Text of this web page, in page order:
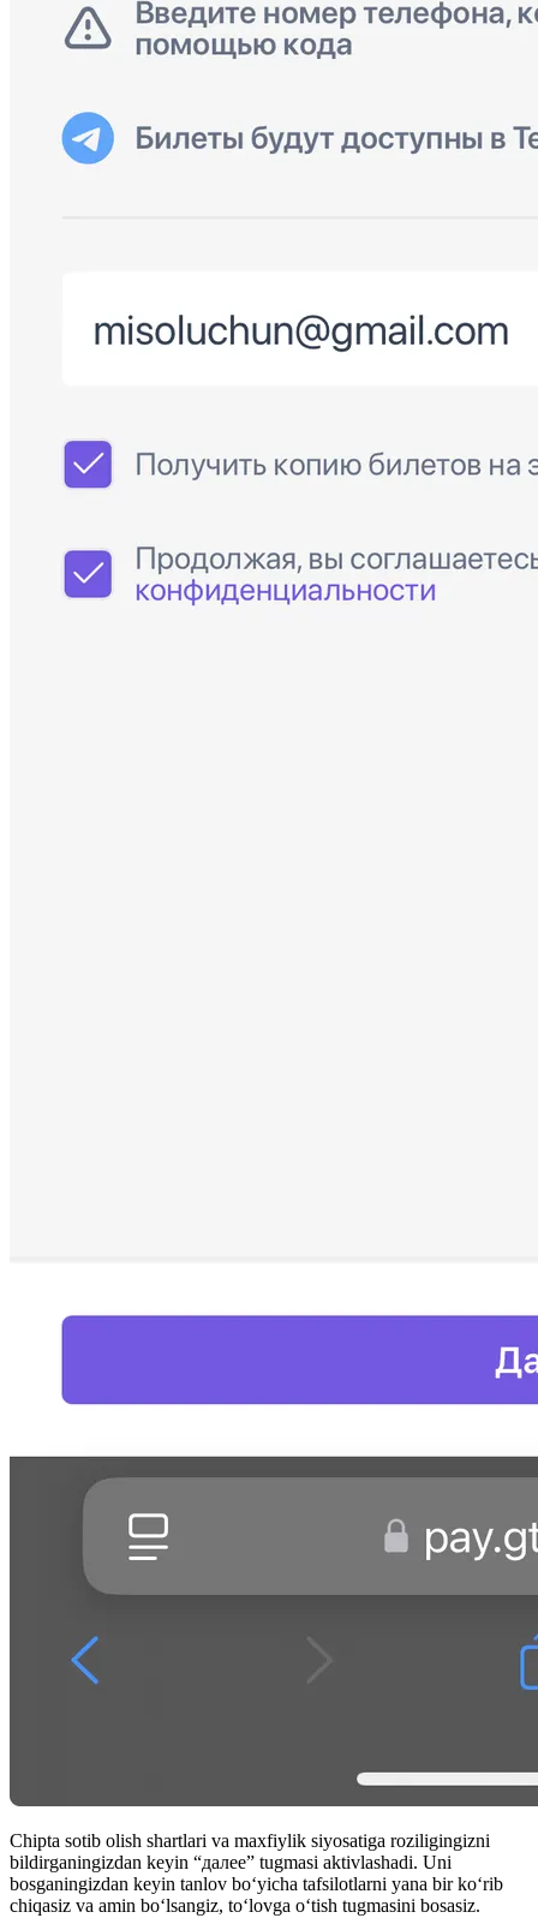
Chipta sotib olish shartlari va maxfiylik siyosatiga roziligingizni
bildirganingizdan keyin “далее” tugmasi aktivlashadi. Uni
bosganingizdan keyin tanlov boʻyicha tafsilotlarni yana bir koʻrib
chiqasiz va amin boʻlsangiz, toʻlovga oʻtish tugmasini bosasiz.